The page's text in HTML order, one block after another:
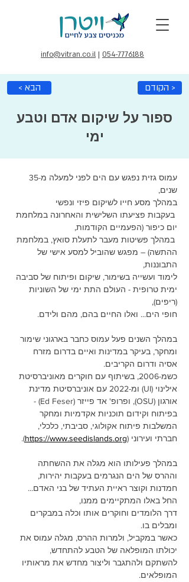
info@vitran.co.il | 054-7776188
< הבא הקודם >
ספור על שיקום אדם וטבע
ימי
שנים,
במהלך מסע חייו לשיקום פיזי ונפשי
בעקבות פציעתו השלישית והאחרונה במלחמת
יום כיפור (הפעמיים הקודמות,
במהלך פשיטות מעבר לתעלת סואץ, במלחמת
ההתשה) – מפגש שהוביל למסע אישי של
התבוננות,
לימוד ועשייה בשימור, שיקום ופיתוח של סביבה
ימית טרופית - העולם התת ימי של השוניות
(ריפים),
חופי הים... ואלו החיים בהם, מהם ולידם.
במהלך השנים פעל עמוס כחבר בארגוני שימור
ומחקר, בעיקר במדינות ואיים בדרום מזרח
אסיה ודרום הקריבים.
כשמ-2006, בשיתוף עם חוקרים מאוניברסיטת
אילינוי (UI) ומ-2022 עם אוניברסיטת מדינת
אורגון (OSU), ופרופ' אד פייזר (Ed Feser) -
בפיתוח וקידום תוכניות אקדמיות ומחקר
המשלבות פיתוח אקולוגי, סביבתי, כלכלי,
חברתי ועירוני (https://www.seedislands.org
).
במהלך פעילותו הוא מגלה את ההשחתה
וההרס של הים הנגרמים בעקבות יהירות,
חמדנות וקוצר ראיית העתיד של בני האדם...
החל באלו המתקיימים ממנו,
דרך הלומדים וחוקרים אותו וכלה במבקרים
ומבלים בו.
כאשר במקביל, ולמרות ההרס, מגלה עמוס את
יכולתו המופלאה של הטבע להתחדש,
להשתקם ולהתגבר וליצור מחדש את מראותיו
המופלאים.